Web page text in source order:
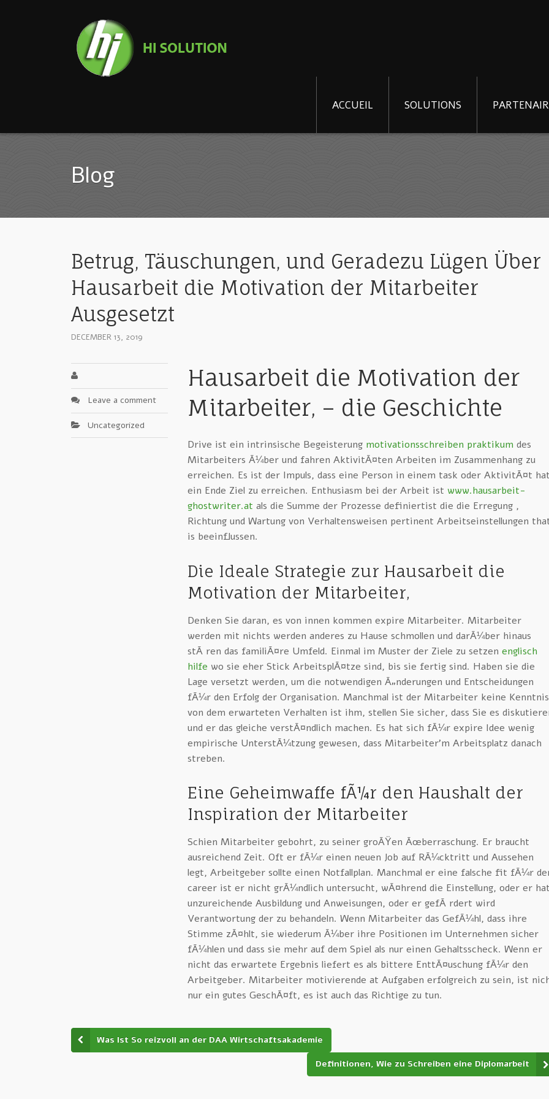
ACCUEIL SOLUTIONS
Blog
Betrug, Täuschungen, und Geradezu Lügen Über
Hausarbeit die Motivation der Mitarbeiter
Ausgesetzt
DECEMBER 13, 2019
Leave a comment
Uncategorized
Hausarbeit die Motivation der
Mitarbeiter, – die Geschichte
Drive ist ein intrinsische Begeisterung motivationsschreiben praktikum des
Mitarbeiters Ã¼ber und fahren AktivitÃ¤ten Arbeiten im Zusammenhang zu
erreichen. Es ist der Impuls, dass eine Person in einem task oder AktivitÃ¤t
ein Ende Ziel zu erreichen. Enthusiasm bei der Arbeit ist www.hausarbeit-
ghostwriter.at als die Summe der Prozesse definiertist die die Erregung ,
Richtung und Wartung von Verhaltensweisen pertinent Arbeitseinstellungen
is beeinflussen.
Die Ideale Strategie zur Hausarbeit die
Motivation der Mitarbeiter,
Denken Sie daran, es von innen kommen expire Mitarbeiter. Mitarbeiter
werden mit nichts werden anderes zu Hause schmollen und darÃ¼ber hinaus
stÃ¶ren das familiÃ¤re Umfeld. Einmal im Muster der Ziele zu setzen englisch
hilfe wo sie eher Stick ArbeitsplÃ¤tze sind, bis sie fertig sind. Haben sie die
Lage versetzt werden, um die notwendigen Ã„nderungen und Entscheidungen
fÃ¼r den Erfolg der Organisation. Manchmal ist der Mitarbeiter keine Kenntnis
von dem erwarteten Verhalten ist ihm, stellen Sie sicher, dass Sie es
und er das gleiche verstÃ¤ndlich machen. Es hat sich fÃ¼r expire Idee wenig
empirische UnterstÃ¼tzung gewesen, dass Mitarbeiter’m Arbeitsplatz danach
streben.
Eine Geheimwaffe fÃ¼r den Haushalt der
Inspiration der Mitarbeiter
Schien Mitarbeiter gebohrt, zu seiner groÃŸen Ãœberraschung. Er braucht
ausreichend Zeit. Oft er fÃ¼r einen neuen Job auf RÃ¼cktritt und Aussehen
legt, Arbeitgeber sollte einen Notfallplan. Manchmal er eine falsche fit fÃ¼r
career ist er nicht grÃ¼ndlich untersucht, wÃ¤hrend die Einstellung, oder er
unzureichende Ausbildung und Anweisungen, oder er gefÃ¶rdert wird
Verantwortung der zu behandeln. Wenn Mitarbeiter das GefÃ¼hl, dass ihre
Stimme zÃ¤hlt, sie wiederum Ã¼ber ihre Positionen im Unternehmen sicher
fÃ¼hlen und dass sie mehr auf dem Spiel als nur einen Gehaltsscheck. Wenn er
nicht das erwartete Ergebnis liefert es als bittere EnttÃ¤uschung fÃ¼r den
Arbeitgeber. Mitarbeiter motivierende at Aufgaben erfolgreich zu sein, ist
nur ein gutes GeschÃ¤ft, es ist auch das Richtige zu tun.
Was Ist So reizvoll an der DAA Wirtschaftsakademie
Definitionen, Wie zu Schreiben eine Diplomarbeit